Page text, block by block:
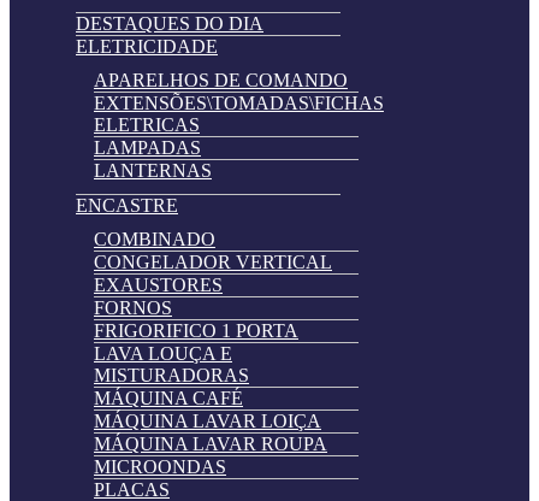
DESTAQUES DO DIA
ELETRICIDADE
APARELHOS DE COMANDO
EXTENSÕES\TOMADAS\FICHAS
ELETRICAS
LAMPADAS
LANTERNAS
ENCASTRE
COMBINADO
CONGELADOR VERTICAL
EXAUSTORES
FORNOS
FRIGORIFICO 1 PORTA
LAVA LOUÇA E
MISTURADORAS
MÁQUINA CAFÉ
MÁQUINA LAVAR LOIÇA
MÁQUINA LAVAR ROUPA
MICROONDAS
PLACAS